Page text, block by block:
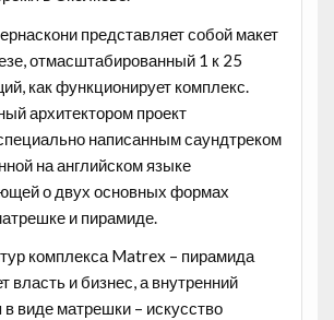
представляет собой макет
отмасштабированный 1 к 25
как функционирует комплекс.
архитектором проект
написанным саундтреком
на английском языке
о двух основных формах
и пирамиде.
комплекса Matrex – пирамида
власть и бизнес, а внутренний
в виде матрешки – искусство